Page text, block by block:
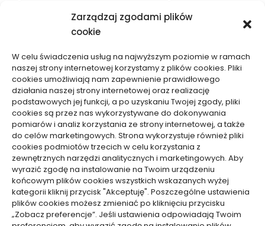
Zarządzaj zgodami plików
cookie
W celu świadczenia usług na najwyższym poziomie w ramach
naszej strony internetowej korzystamy z plików cookies. Pliki
cookies umożliwiają nam zapewnienie prawidłowego
działania naszej strony internetowej oraz realizację
podstawowych jej funkcji, a po uzyskaniu Twojej zgody, pliki
cookies są przez nas wykorzystywane do dokonywania
pomiarów i analiz korzystania ze strony internetowej, a także
do celów marketingowych. Strona wykorzystuje również pliki
cookies podmiotów trzecich w celu korzystania z
zewnętrznych narzędzi analitycznych i marketingowych. Aby
wyrazić zgodę na instalowanie na Twoim urządzeniu
końcowym plików cookies wszystkich wskazanych wyżej
kategorii kliknij przycisk "Akceptuję". Poszczególne ustawienia
plików cookies możesz zmieniać po kliknięciu przycisku
„Zobacz preferencje”. Jeśli ustawienia odpowiadają Twoim
05/12/2025
Zdrowie, Medycyna
Jakie badania dostępne
są u okulisty
16/10/2025
Zdrowie, Medycyna
Wynajem drukarek i
kserokopiarek – kiedy
może się opłacać
15/10/2025
WCZYTAJ WIĘCEJ